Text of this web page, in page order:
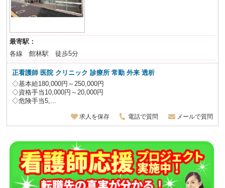
最寄駅：
各線 館林駅 徒歩5分
正看護師 医院 クリニック 診療所 常勤 外来 透析
◇基本給180,000円～250,000円
◇資格手当10,000円～20,000円
◇危険手当5,...
求人を保存 電話で質問 メールで質問